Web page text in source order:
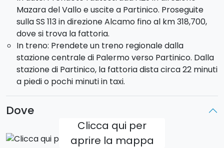
cucina della fattoriaè pensata per tutti coloro
che vogliono assaporare gli autentici
tradizione sicilianacon un'impronta casalinga, resa
unica dal sapore dei prodotti a km 0.
Un'esperienza rilassante e divertente, che unisce la
scoperta di attività ferme nel tempo ai sapori unici
del territorio siciliano!
Mazara del Vallo e uscite a Partinico. Proseguite
sulla SS 113 in direzione Alcamo fino al km 318,700,
dove si trova la fattoria.
In treno: Prendete un treno regionale dalla
stazione centrale di Palermo verso Partinico. Dalla
stazione di Partinico, la fattoria dista circa 22 minuti
a piedi o pochi minuti in taxi.
Dove
Clicca qui per
aprire la mappa